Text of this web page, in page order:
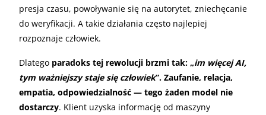
presja czasu, powoływanie się na autorytet, zniechęcanie
do weryfikacji. A takie działania często najlepiej
rozpoznaje człowiek.
Dlatego paradoks tej rewolucji brzmi tak: „im więcej AI,
tym ważniejszy staje się człowiek”. Zaufanie, relacja,
empatia, odpowiedzialność — tego żaden model nie
dostarczy. Klient uzyska informację od maszyny